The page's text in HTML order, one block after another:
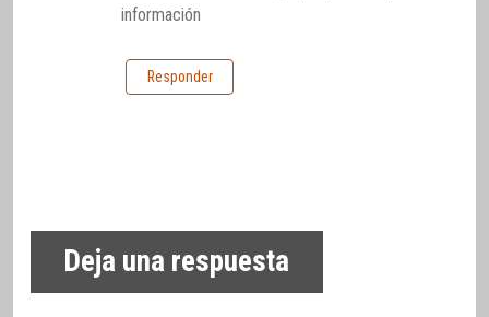
información
Responder
Deja una respuesta